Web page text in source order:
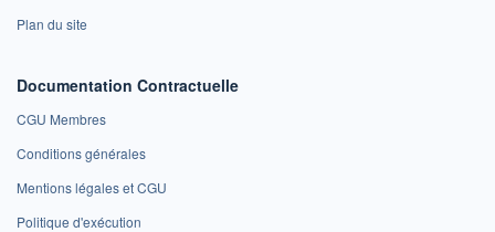
Plan du site
Documentation Contractuelle
CGU Membres
Conditions générales
Mentions légales et CGU
Politique d'exécution